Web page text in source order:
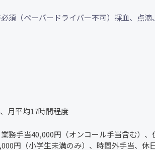
須（ペーパードライバー不可）採血、点
月平均17時間程度
務手当40,000円（オンコール手当含む）
円（小学生未満のみ）、時間外手当、